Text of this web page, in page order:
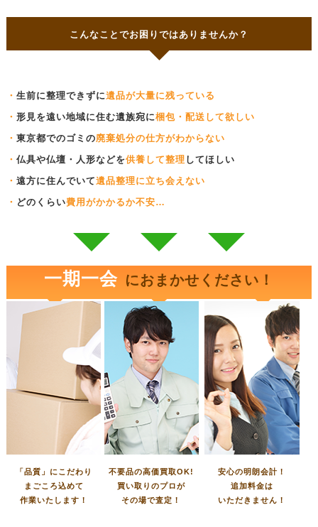
こんなことでお困りではありませんか？
・ 生前に整理できずに遺品が大量に残っている
・ 形見を遠い地域に住む遺族宛に梱包・配送して欲しい
・ 東京都でのゴミの廃棄処分の仕方がわからない
・ 仏具や仏壇・人形などを供養して整理 してほしい
・ 遠方に住んでいて遺品整理に立ち会えない
・ どのくらい費用がかかるか不安…
一期一会 におまかせください！
「品質」にこだわり
まごころ込めて
作業いたします！
不要品の高価買取OK!
買い取りのプロが
その場で査定！
安心の明朗会計！
追加料金は
いただきません！